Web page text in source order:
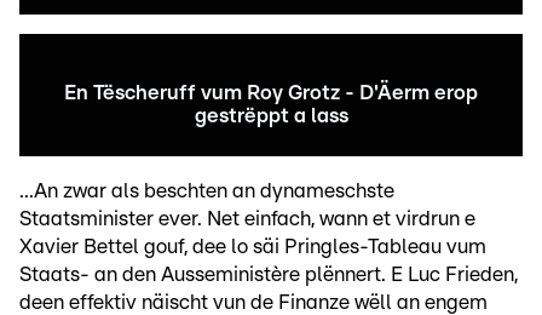
En Tëscheruff vum Roy Grotz - D'Äerm erop
gestrëppt a lass
...An zwar als beschten an dynameschste
Staatsminister ever. Net einfach, wann et virdrun e
Xavier Bettel gouf, dee lo säi Pringles-Tableau vum
Staats- an den Ausseministère plënnert. E Luc Frieden,
deen effektiv näischt vun de Finanze wëll an engem